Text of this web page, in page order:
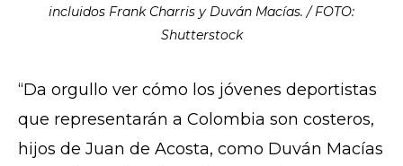
incluidos Frank Charris y Duván Macías. / FOTO:
Shutterstock
“Da orgullo ver cómo los jóvenes deportistas
que representarán a Colombia son costeros,
hijos de Juan de Acosta, como Duván Macías